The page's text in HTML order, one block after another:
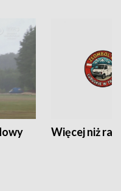
Więcej niż rajd